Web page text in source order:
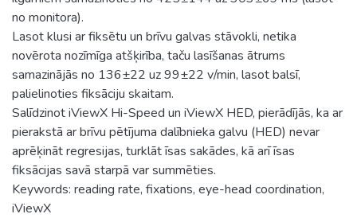
no monitora).
Lasot klusi ar fiksētu un brīvu galvas stāvokli, netika
novērota nozīmīga atšķirība, taču lasīšanas ātrums
samazinājās no 136±22 uz 99±22 v/min, lasot balsī,
palielinoties fiksāciju skaitam.
Salīdzinot iViewX Hi-Speed un iViewX HED, pierādījās, ka ar
pierakstā ar brīvu pētījuma dalībnieka galvu (HED) nevar
aprēķināt regresijas, turklāt īsas sakādes, kā arī īsas
fiksācijas savā starpā var summēties.
Keywords: reading rate, fixations, eye-head coordination,
iViewX